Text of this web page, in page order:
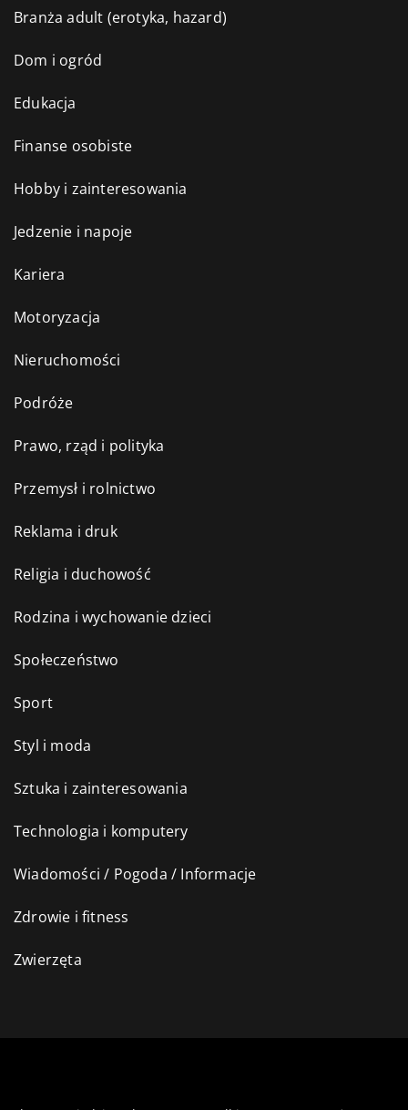
Branża adult (erotyka, hazard)
Dom i ogród
Edukacja
Finanse osobiste
Hobby i zainteresowania
Jedzenie i napoje
Kariera
Motoryzacja
Nieruchomości
Podróże
Prawo, rząd i polityka
Przemysł i rolnictwo
Reklama i druk
Religia i duchowość
Rodzina i wychowanie dzieci
Społeczeństwo
Sport
Styl i moda
Sztuka i zainteresowania
Technologia i komputery
Wiadomości / Pogoda / Informacje
Zdrowie i fitness
Zwierzęta